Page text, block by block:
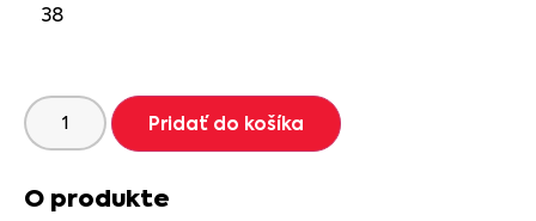
38
Pridať do košíka
O produkte